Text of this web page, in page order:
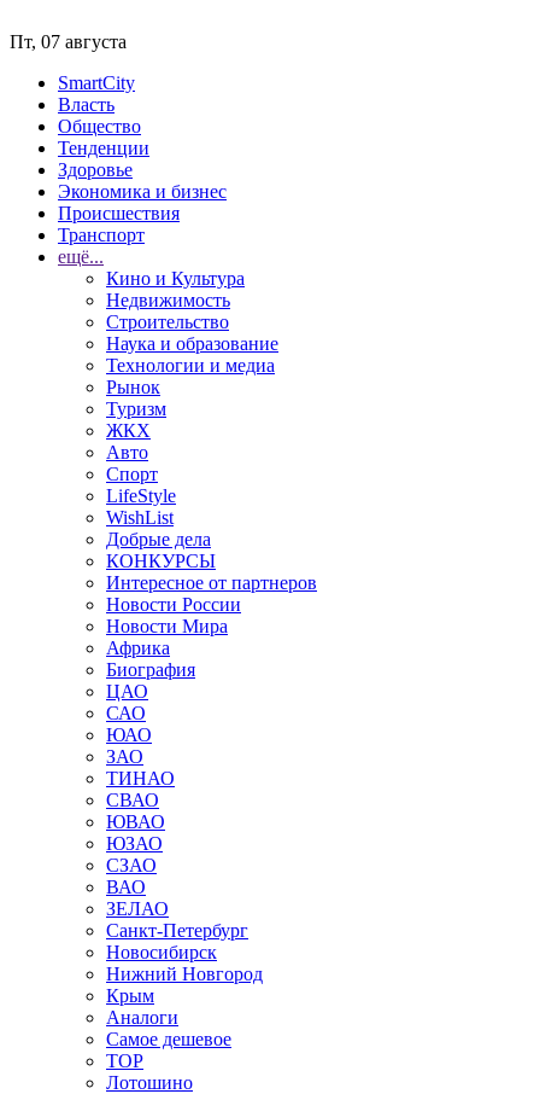
Пт, 07 августа
SmartCity
Власть
Общество
Тенденции
Здоровье
Экономика и бизнес
Происшествия
Транспорт
ещё...
Кино и Культура
Недвижимость
Строительство
Наука и образование
Технологии и медиа
Рынок
Туризм
ЖКХ
Авто
Спорт
LifeStyle
WishList
Добрые дела
КОНКУРСЫ
Интересное от партнеров
Новости России
Новости Мира
Африка
Биография
ЦАО
САО
ЮАО
ЗАО
ТИНАО
СВАО
ЮВАО
ЮЗАО
СЗАО
ВАО
ЗЕЛАО
Санкт-Петербург
Новосибирск
Нижний Новгород
Крым
Аналоги
Самое дешевое
TOP
Лотошино